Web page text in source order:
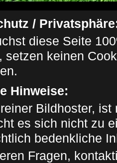
/
diese Seite
setzen keinen
Hinweise:
Bildhoster,
es sich nicht zu
bedenkliche
Fragen,